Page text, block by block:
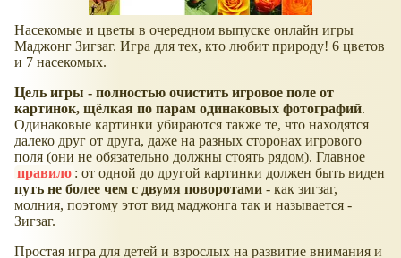
Насекомые и цветы в очередном выпуске онлайн игры
Маджонг Зигзаг. Игра для тех, кто любит природу! 6 цветов
и 7 насекомых.
Цель игры - полностью очистить игровое поле от
картинок, щёлкая по парам одинаковых фотографий.
Одинаковые картинки убираются также те, что находятся
далеко друг от друга, даже на разных сторонах игрового
поля (они не обязательно должны стоять рядом). Главное
правило : от одной до другой картинки должен быть виден
путь не более чем с двумя поворотами - как зигзаг,
молния, поэтому этот вид маджонга так и называется -
Зигзаг.
Простая игра для детей и взрослых на развитие внимания и